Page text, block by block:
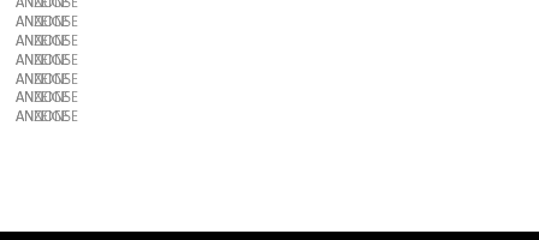
ANZEIGE
ANZEIGE
ANZEIGE
ANZEIGE
ANZEIGE
ANZEIGE